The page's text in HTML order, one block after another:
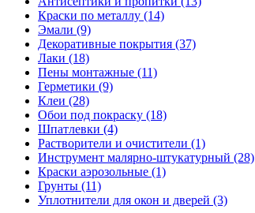
Краски по металлу (14)
Эмали (9)
Декоративные покрытия (37)
Лаки (18)
Пены монтажные (11)
Герметики (9)
Клеи (28)
Обои под покраску (18)
Шпатлевки (4)
Растворители и очистители (1)
Инструмент малярно-штукатурный (28)
Краски аэрозольные (1)
Грунты (11)
Уплотнители для окон и дверей (3)